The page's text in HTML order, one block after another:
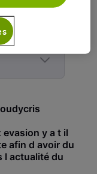
evasion y a t il
afin d avoir du
l actualité du